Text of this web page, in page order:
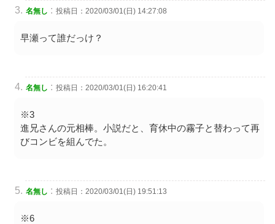
名無し : 投稿日：2020/03/01(日) 14:27:08
早瀬って誰だっけ？
名無し : 投稿日：2020/03/01(日) 16:20:41
※3
進兄さんの元相棒。小説だと、育休中の霧子と替わって再
びコンビを組んでた。
名無し : 投稿日：2020/03/01(日) 19:51:13
※6